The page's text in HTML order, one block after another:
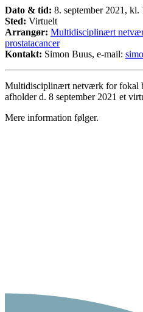
Dato & tid: 8. september 2021, kl.
Sted: Virtuelt
Arrangør: Multidisciplinært
prostatacancer
Kontakt: Simon Buus, e-mail:
Multidisciplinært netværk for fokal
afholder d. 8 september 2021 et
Mere information følger.